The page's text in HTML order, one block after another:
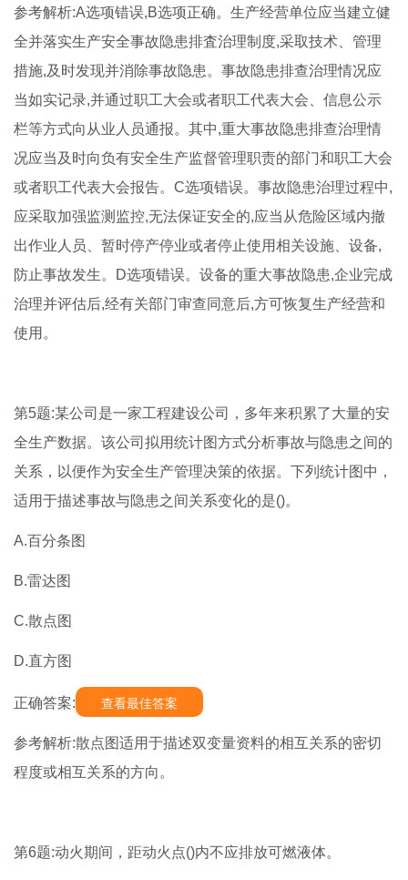
参考解析:A选项错误,B选项正确。生产经营单位应当建立健
全并落实生产安全事故隐患排査治理制度,采取技术、管理
措施,及时发现并消除事故隐患。事故隐患排查治理情况应
当如实记录,并通过职工大会或者职工代表大会、信息公示
栏等方式向从业人员通报。其中,重大事故隐患排查治理情
况应当及时向负有安全生产监督管理职责的部门和职工大会
或者职工代表大会报告。C选项错误。事故隐患治理过程中,
应采取加强监测监控,无法保证安全的,应当从危险区域内撤
出作业人员、暂时停产停业或者停止使用相关设施、设备,
防止事故发生。D选项错误。设备的重大事故隐患,企业完成
治理并评估后,经有关部门审查同意后,方可恢复生产经营和
使用。
第5题:某公司是一家工程建设公司，多年来积累了大量的安
全生产数据。该公司拟用统计图方式分析事故与隐患之间的
关系，以便作为安全生产管理决策的依据。下列统计图中，
适用于描述事故与隐患之间关系变化的是()。
A.百分条图
B.雷达图
C.散点图
D.直方图
正确答案: 查看最佳答案
参考解析:散点图适用于描述双变量资料的相互关系的密切
程度或相互关系的方向。
第6题:动火期间，距动火点()内不应排放可燃液体。